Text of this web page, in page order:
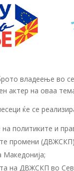
владеење во
актер на оваа
ќе се
политиките и
промени
на ДВЖСКП во